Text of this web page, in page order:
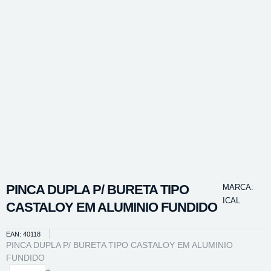
PINCA DUPLA P/ BURETA TIPO
CASTALOY EM ALUMINIO FUNDIDO
MARCA:
ICAL
EAN: 40118
PINCA DUPLA P/ BURETA TIPO CASTALOY EM ALUMINIO
FUNDIDO